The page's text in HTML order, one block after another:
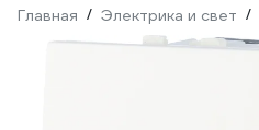
Главная / Электрика и свет /